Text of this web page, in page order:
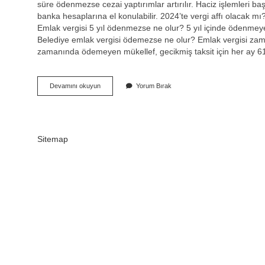
süre ödenmezse cezai yaptırımlar artırılır. Haciz işlemleri
banka hesaplarına el konulabilir. 2024’te vergi affı olacak
Emlak vergisi 5 yıl ödenmezse ne olur? 5 yıl içinde
Belediye emlak vergisi ödemezse ne olur? Emlak vergisi
zamanında ödemeyen mükellef, gecikmiş taksit için her ay
Devamını okuyunBelediyeye
Olan
Yorum Bırak
Sitemap